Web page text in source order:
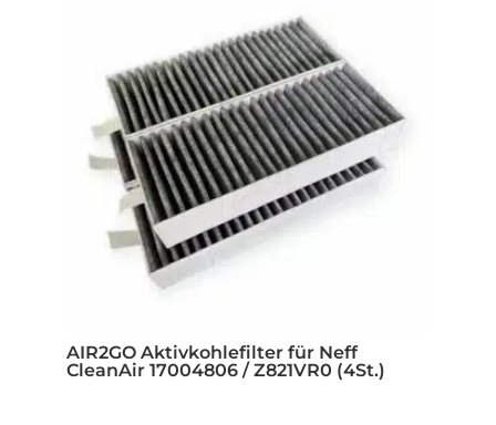
AIR2GO Aktivkohlefilter für Neff
CleanAir 17004806 / Z821VR0 (4St.)